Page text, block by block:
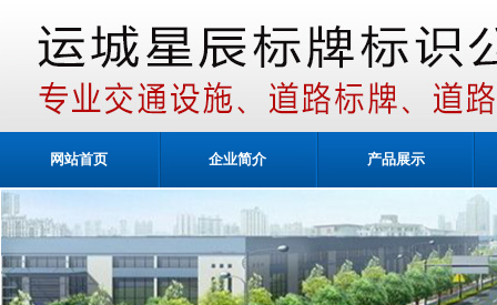
网站首页 企业简介 产品展示